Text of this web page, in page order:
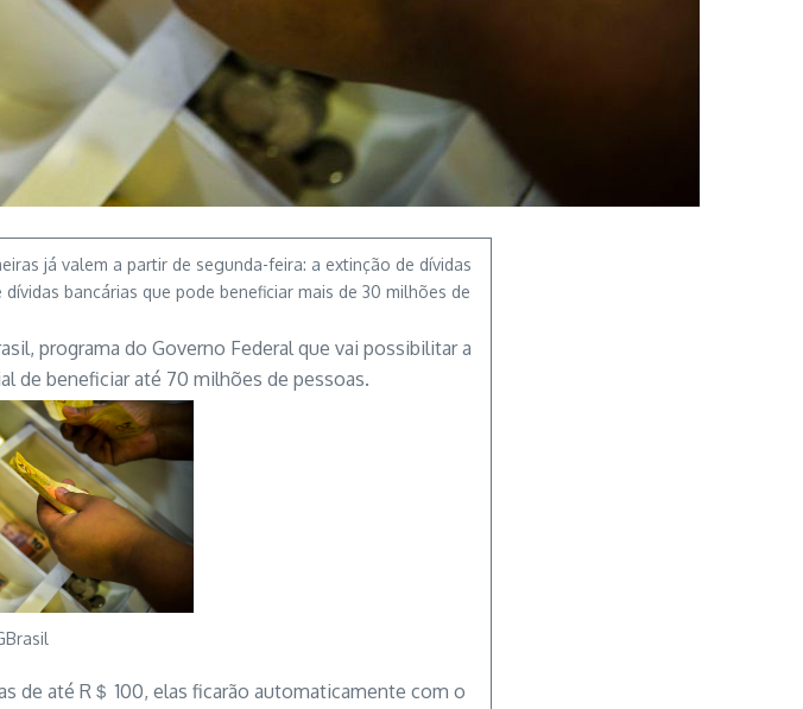
já valem a partir de segunda-feira: a extinção de dívidas
bancárias que pode beneficiar mais de 30 milhões de
programa do Governo Federal que vai possibilitar a
de beneficiar até 70 milhões de pessoas.
de até R＄ 100, elas ficarão automaticamente com o